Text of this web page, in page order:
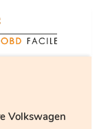
Volkswagen